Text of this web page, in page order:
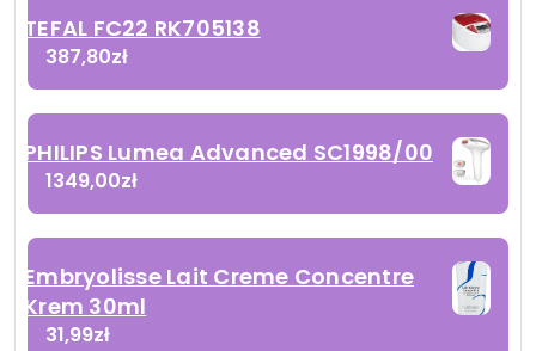
TEFAL FC22 RK705138
387,80zł
PHILIPS Lumea Advanced SC1998/00
1349,00zł
Embryolisse Lait Creme Concentre
Krem 30ml
31,99zł